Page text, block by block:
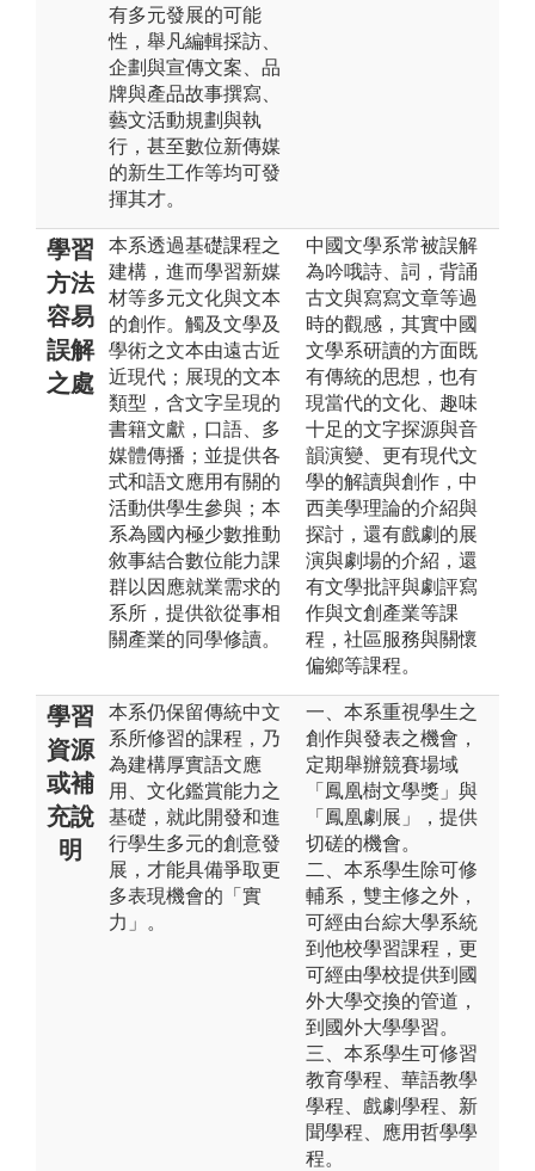
有多元發展的可能
性，舉凡編輯採訪、
企劃與宣傳文案、品
牌與產品故事撰寫、
藝文活動規劃與執
行，甚至數位新傳媒
的新生工作等均可發
揮其才。
學習
方法
容易
誤解
之處
本系透過基礎課程之
建構，進而學習新媒
材等多元文化與文本
的創作。觸及文學及
學術之文本由遠古近
近現代；展現的文本
類型，含文字呈現的
書籍文獻，口語、多
媒體傳播；並提供各
式和語文應用有關的
活動供學生參與；本
系為國內極少數推動
敘事結合數位能力課
群以因應就業需求的
系所，提供欲從事相
關產業的同學修讀。
中國文學系常被誤解
為吟哦詩、詞，背誦
古文與寫寫文章等過
時的觀感，其實中國
文學系研讀的方面既
有傳統的思想，也有
現當代的文化、趣味
十足的文字探源與音
韻演變、更有現代文
學的解讀與創作，中
西美學理論的介紹與
探討，還有戲劇的展
演與劇場的介紹，還
有文學批評與劇評寫
作與文創產業等課
程，社區服務與關懷
偏鄉等課程。
學習
資源
或補
充說
明
本系仍保留傳統中文
系所修習的課程，乃
為建構厚實語文應
用、文化鑑賞能力之
基礎，就此開發和進
行學生多元的創意發
展，才能具備爭取更
多表現機會的「實
力」。
一、本系重視學生之
創作與發表之機會，
定期舉辦競賽場域
「鳳凰樹文學獎」與
「鳳凰劇展」，提供
切磋的機會。
二、本系學生除可修
輔系，雙主修之外，
可經由台綜大學系統
到他校學習課程，更
可經由學校提供到國
外大學交換的管道，
到國外大學學習。
三、本系學生可修習
教育學程、華語教學
學程、戲劇學程、新
聞學程、應用哲學學
程。